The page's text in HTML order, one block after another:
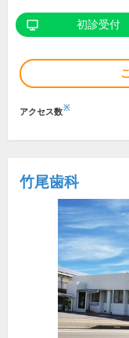
初診受付
アクセス数※
竹尾歯科